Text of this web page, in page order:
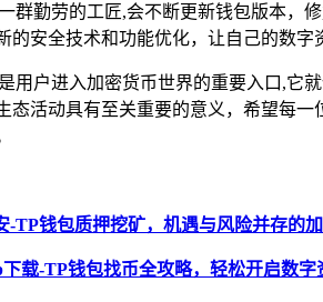
群勤劳的工匠,会不断更新钱包版本，
的安全技术和功能优化，让自己的数
用户进入加密货币世界的重要入口,它
态活动具有至关重要的意义，希望每
-TP钱包质押挖矿，机遇与风险并存的
载-TP钱包找币全攻略，轻松开启数字